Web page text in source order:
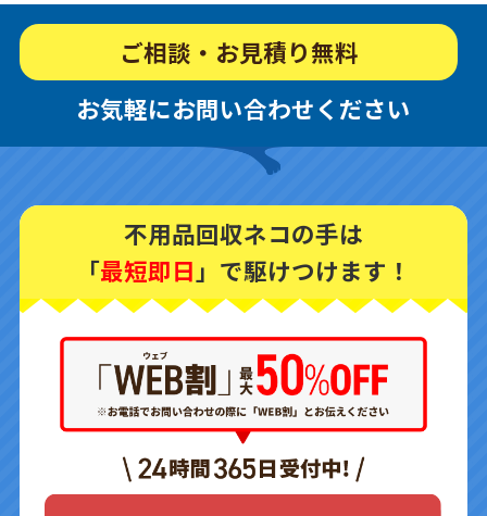
ご相談・お見積り無料
お気軽にお問い合わせください
不用品回収ネコの手は
「最短即日 」で駆けつけます！